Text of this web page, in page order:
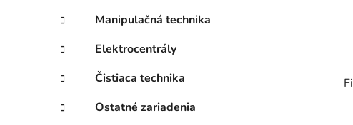
Manipulačná technika
Elektrocentrály
Čistiaca technika
Ostatné zariadenia